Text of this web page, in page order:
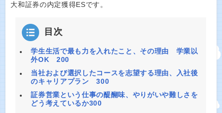
大和証券の内定獲得ESです。
目次
学生生活で最も力を入れたこと、その理由 学業以
外OK 200
当社および選択したコースを志望する理由、入社後
のキャリアプラン 300
証券営業という仕事の醍醐味、やりがいや難しさを
どう考えているか300